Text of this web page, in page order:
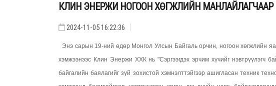
КЛИН ЭНЕРЖИ НОГООН ХӨГЖЛИЙН МАНЛАЙЛАГЧААР
2024-11-05 16:22:36
Энэ сарын 19-ний өдөр Монгол Улсын Байгаль орчин, ногоон хөгжлийн
хэмжээнээс Клин Энержи ХХК нь "Сэргээгдэх эрчим хүчийг нэвтрүүлэгч
байгалийн баялагийг зүй зохистой хэмнэлттэйгээр ашигласан техник